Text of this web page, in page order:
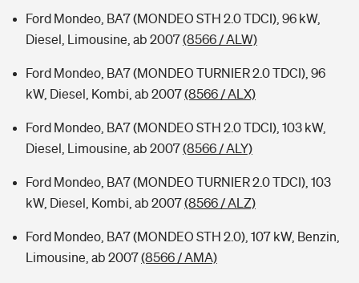
Ford Mondeo, BA7 (MONDEO STH 2.0 TDCI), 96 kW,
Diesel, Limousine, ab 2007(8566 / ALW)
Ford Mondeo, BA7 (MONDEO TURNIER 2.0 TDCI), 96
kW, Diesel, Kombi, ab 2007(8566 / ALX)
Ford Mondeo, BA7 (MONDEO STH 2.0 TDCI), 103 kW,
Diesel, Limousine, ab 2007(8566 / ALY)
Ford Mondeo, BA7 (MONDEO TURNIER 2.0 TDCI), 103
kW, Diesel, Kombi, ab 2007(8566 / ALZ)
Ford Mondeo, BA7 (MONDEO STH 2.0), 107 kW, Benzin,
Limousine, ab 2007(8566 / AMA)